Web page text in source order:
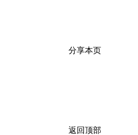
分享本页
返回顶部